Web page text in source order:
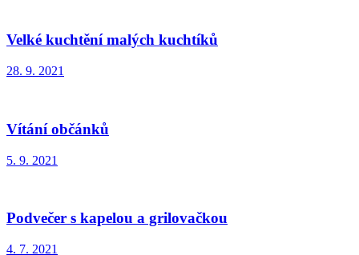
Velké kuchtění malých kuchtíků
28. 9. 2021
Vítání občánků
5. 9. 2021
Podvečer s kapelou a grilovačkou
4. 7. 2021